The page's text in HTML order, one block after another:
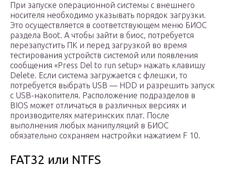
При запуске операционной системы с внешнего
носителя необходимо указывать порядок загрузки.
Это осуществляется в соответствующем меню БИОС
раздела Boot. А чтобы зайти в биос, потребуется
перезапустить ПК и перед загрузкой во время
тестирования устройств системой или появления
сообщения «Press Del to run setup» нажать клавишу
Delete. Если система загружается с флешки, то
потребуется выбрать USB — HDD и разрешить запуск
с USB-накопителя. Расположение подразделов в
BIOS может отличаться в различных версиях и
производителях материнских плат. После
выполнения любых манипуляций в БИОС
обязательно сохраняем настройки нажатием F 10.
FAT32 или NTFS